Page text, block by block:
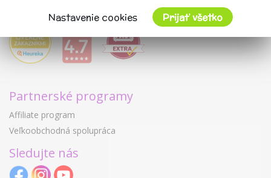
Partnerské programy
Affiliate program
Veľkoobchodná spolupráca
Sledujte nás
Nastavenie cookies Prijať všetko